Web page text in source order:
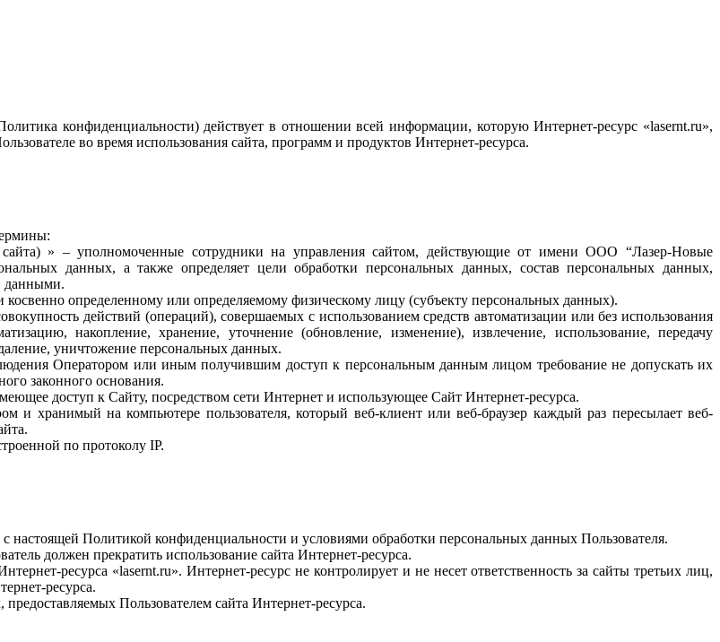
конфиденциальности) действует в отношении всей информации, которую Интернет-ресурс «lasernt.ru»,
во время использования сайта, программ и продуктов Интернет-ресурса.
» – уполномоченные сотрудники на управления сайтом, действующие от имени ООО “Лазер-Новые
данных, а также определяет цели обработки персональных данных, состав персональных данных,
данными.
определенному или определяемому физическому лицу (субъекту персональных данных).
действий (операций), совершаемых с использованием средств автоматизации или без использования
накопление, хранение, уточнение (обновление, изменение), извлечение, использование, передачу
уничтожение персональных данных.
Оператором или иным получившим доступ к персональным данным лицом требование не допускать их
законного основания.
доступ к Сайту, посредством сети Интернет и использующее Сайт Интернет-ресурса.
и хранимый на компьютере пользователя, который веб-клиент или веб-браузер каждый раз пересылает веб-
по протоколу IP.
с настоящей Политикой конфиденциальности и условиями обработки персональных данных Пользователя.
должен прекратить использование сайта Интернет-ресурса.
ресурса «lasernt.ru». Интернет-ресурс не контролирует и не несет ответственность за сайты третьих лиц,
ресурса.
Пользователем сайта Интернет-ресурса.